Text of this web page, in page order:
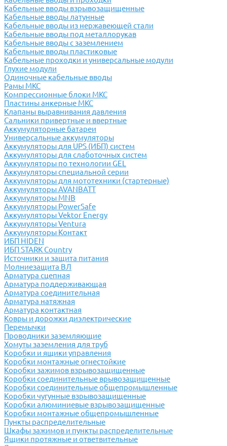
Кабельные вводы взрывозащищенные
Кабельные вводы латунные
Кабельные вводы из нержавеющей стали
Кабельные вводы под металлорукав
Кабельные вводы с заземлением
Кабельные вводы пластиковые
Кабельные проходки и универсальные модули
Глухие модули
Одиночные кабельные вводы
Рамы МКС
Компрессионные блоки МКС
Пластины анкерные МКС
Клапаны выравнивания давления
Сальники привертные и ввертные
Аккумуляторные батареи
Универсальные аккумуляторы
Аккумуляторы для UPS (ИБП) систем
Аккумуляторы для слаботочных систем
Аккумуляторы по технологии GEL
Аккумуляторы специальной серии
Аккумуляторы для мототехники (стартерные)
Аккумуляторы AVANBATT
Аккумуляторы MNB
Аккумуляторы PowerSafe
Аккумуляторы Vektor Energy
Аккумуляторы Ventura
Аккумуляторы Контакт
ИБП HIDEN
ИБП STARK Country
Источники и защита питания
Молниезащита ВЛ
Арматура сцепная
Арматура поддерживающая
Арматура соединительная
Арматура натяжная
Арматура контактная
Ковры и дорожки диэлектрические
Перемычки
Проводники заземляющие
Хомуты заземления для труб
Коробки и ящики управления
Коробки монтажные огнестойкие
Коробки зажимов взрывозащищенные
Коробки соединительные врывозащищенные
Коробки соединительные общепромышленные
Коробки чугунные взрывозащищенные
Коробки алюминиевые взрывозащищенные
Коробки монтажные общепромышленные
Пункты распределительные
Шкафы зажимов и пункты распределительные
Ящики протяжные и ответвительные